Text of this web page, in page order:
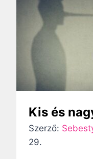
o
g
y
Kis és
Szerző:
29.